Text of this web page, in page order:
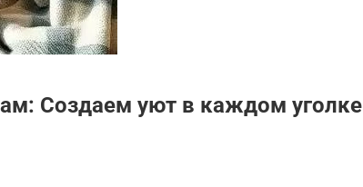
Создаем уют в каждом уголке